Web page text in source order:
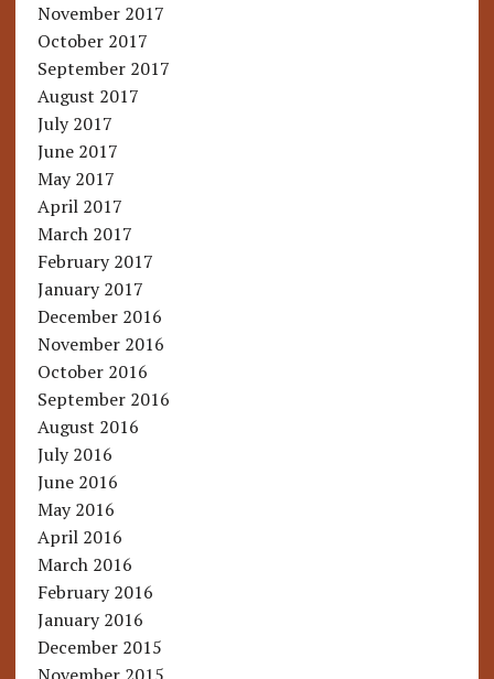
November 2017
October 2017
September 2017
August 2017
July 2017
June 2017
May 2017
April 2017
March 2017
February 2017
January 2017
December 2016
November 2016
October 2016
September 2016
August 2016
July 2016
June 2016
May 2016
April 2016
March 2016
February 2016
January 2016
December 2015